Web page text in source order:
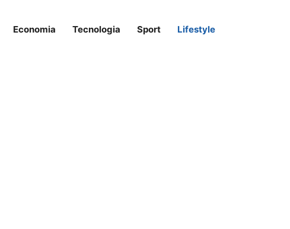
Economia Tecnologia Sport Lifestyle